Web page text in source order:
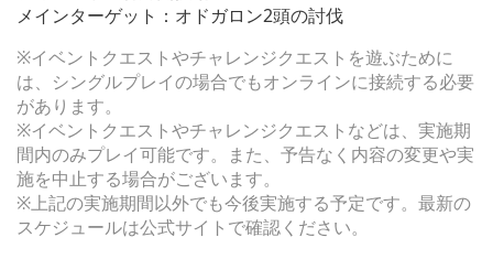
メインターゲット：オドガロン2頭の討伐
※イベントクエストやチャレンジクエストを遊ぶために
は、シングルプレイの場合でもオンラインに接続する必要
があります。
※イベントクエストやチャレンジクエストなどは、実施期
間内のみプレイ可能です。また、予告なく内容の変更や実
施を中止する場合がございます。
※上記の実施期間以外でも今後実施する予定です。最新の
スケジュールは公式サイトで確認ください。